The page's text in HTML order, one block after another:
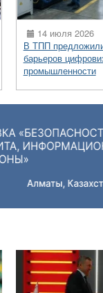
14 июля 2026
В ТПП
барьеров
промышленности